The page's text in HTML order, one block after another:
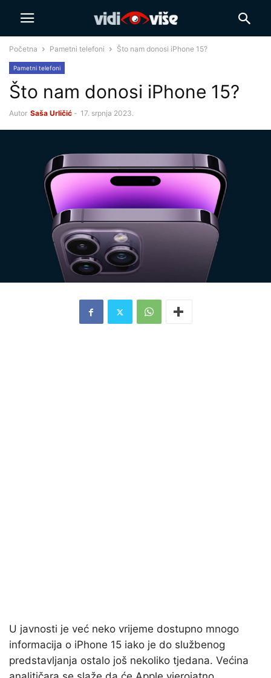
Početna Pametni telefoni Što nam donosi iPhone 15?
Pametni telefoni
Što nam donosi iPhone 15?
Autor Saša Urličić - 17. srpnja 2023.
U javnosti je već neko vrijeme dostupno mnogo
informacija o iPhone 15 iako je do službenog
predstavljanja ostalo još nekoliko tjedana. Većina